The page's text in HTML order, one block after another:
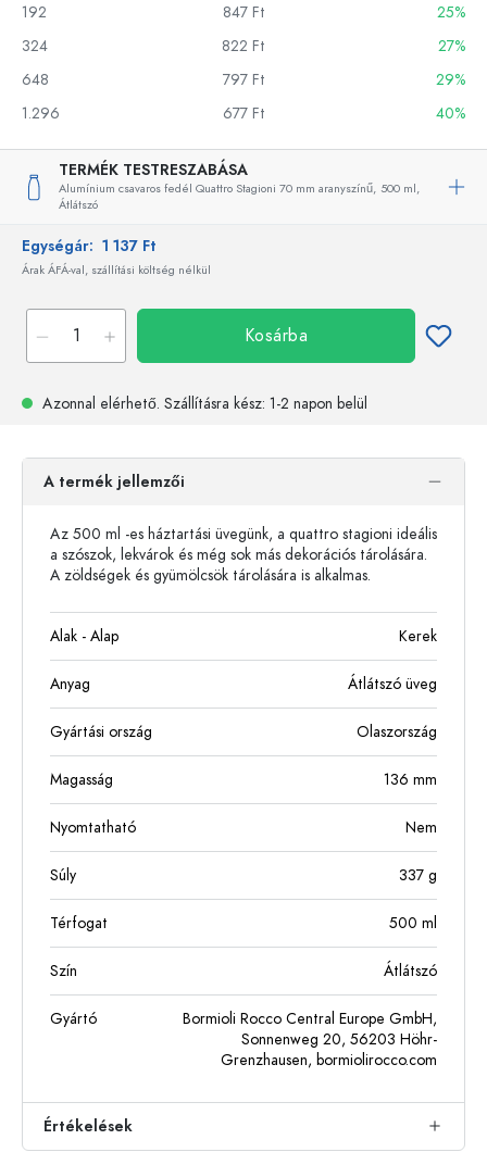
192
847 Ft
25%
324
822 Ft
27%
648
797 Ft
29%
1.296
677 Ft 40%
TERMÉK TESTRESZABÁSA
Alumínium csavaros fedél Quattro Stagioni 70 mm aranyszínű, 500 ml,
Átlátszó
Egységár: 1 137 Ft
Árak ÁFÁ-val, szállítási költség nélkül
Kosárba
Azonnal elérhető. Szállításra kész: 1-2 napon belül
A termék jellemzői
Az 500 ml -es háztartási üvegünk, a quattro stagioni ideális
a szószok, lekvárok és még sok más dekorációs tárolására.
A zöldségek és gyümölcsök tárolására is alkalmas.
Alak - Alap Kerek
Anyag Átlátszó üveg
Gyártási ország Olaszország
Magasság 136 mm
Nyomtatható Nem
Súly 337 g
Térfogat 500 ml
Szín Átlátszó
Gyártó
Bormioli Rocco Central Europe GmbH,
Sonnenweg 20, 56203 Höhr-
Grenzhausen, bormiolirocco.com
Értékelések